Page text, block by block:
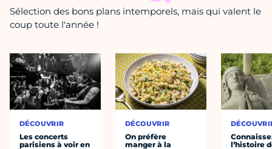
Sélection des bons plans intemporels, mais qui valent le
coup toute l'année !
DÉCOUVRIR
Les concerts
parisiens à voir en
DÉCOUVRIR
On préfère
manger à la
l’histoire